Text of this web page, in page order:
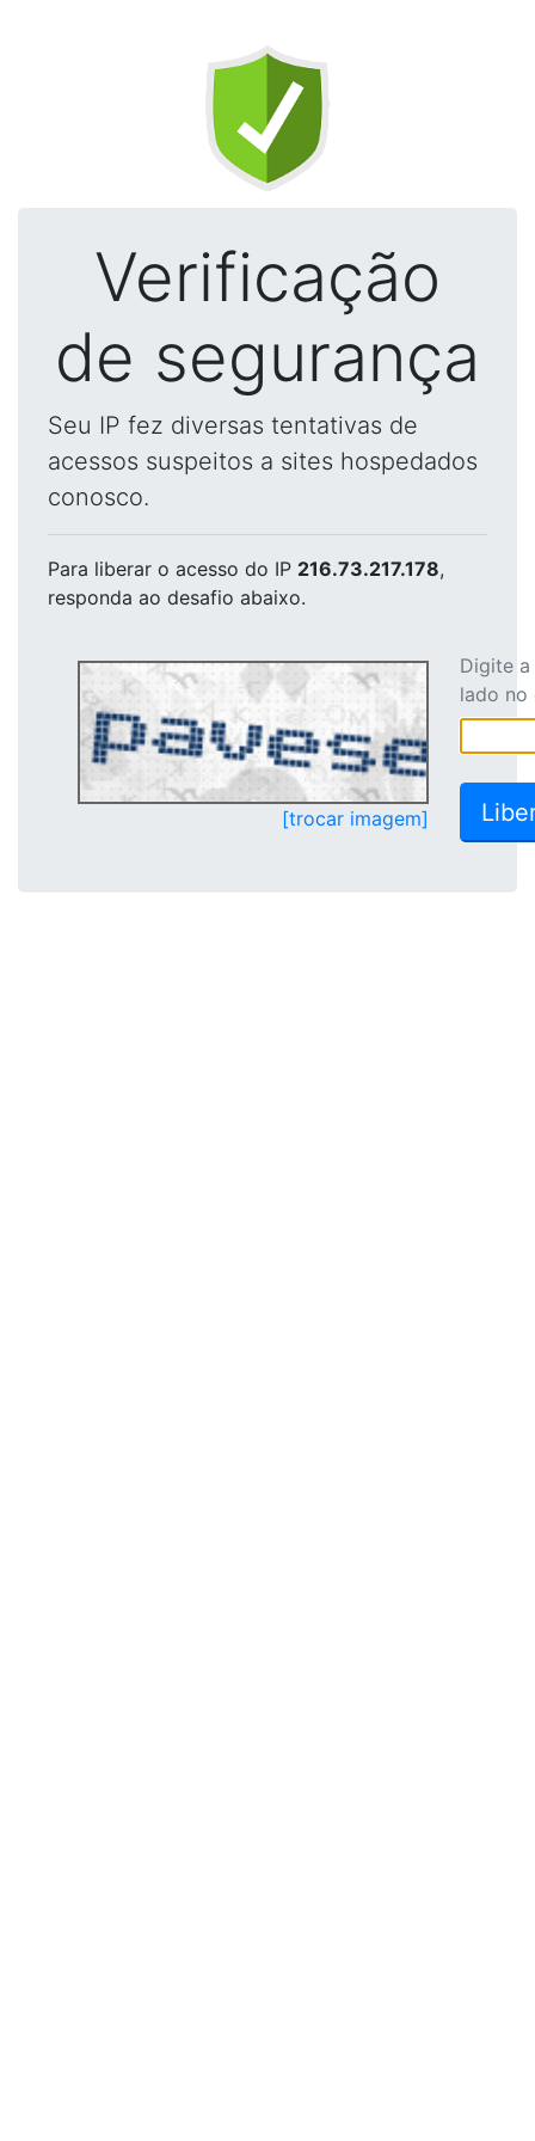
Verificação
de segurança
Seu IP fez diversas tentativas de
acessos suspeitos a sites hospedados
conosco.
Para liberar o acesso do IP 216.73.217.178,
responda ao desafio abaixo.
[trocar imagem]
Digite
lado no